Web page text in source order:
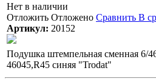
Нет в наличии
Отложить Отложено Сравнить В
Артикул: 20152
Подушка штемпельная сменная 6/
46045,R45 синяя "Trodat"